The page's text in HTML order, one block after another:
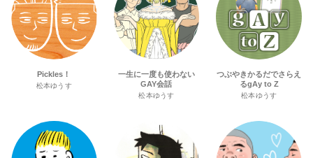
Pickles！
松本ゆうす
一生に一度も使わない
GAY会話
松本ゆうす
つぶやきかるだでさらえ
るgAy to Z
松本ゆうす